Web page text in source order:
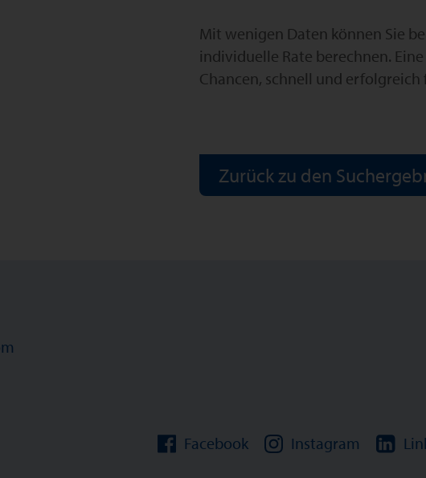
Mit wenigen Daten können Sie
individuelle Rate berechnen.
Chancen, schnell und
Zurück zu den
Facebook Instagram